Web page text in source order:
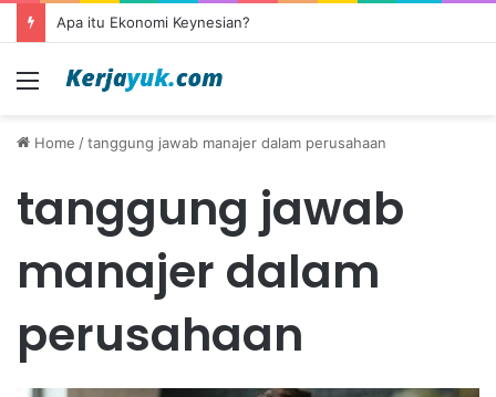
Apa itu Ekonomi Keynesian?
Menu
Home /tanggung jawab manajer dalam perusahaan
tanggung jawab
manajer dalam
perusahaan